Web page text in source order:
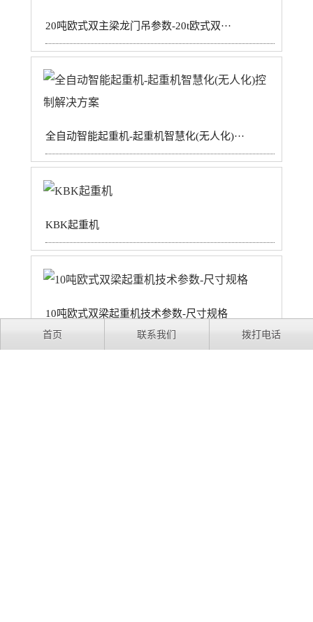
20吨欧式双主梁龙门吊参数-20t欧式双···
全自动智能起重机-起重机智慧化(无人化)···
KBK起重机
10吨欧式双梁起重机技术参数-尺寸规格
首页 联系我们 拨打电话